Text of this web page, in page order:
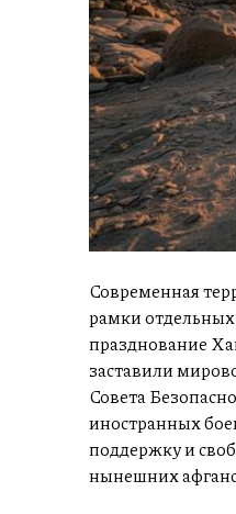
Современная
рамки
празднование
заставили
Совета
иностранных
поддержку и
нынешних